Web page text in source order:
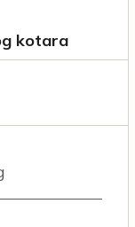
kotara